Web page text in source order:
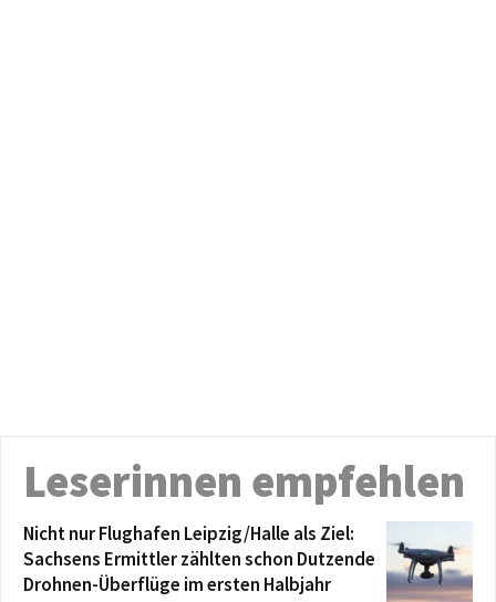
Leserinnen empfehlen
Nicht nur Flughafen Leipzig/Halle als Ziel:
Sachsens Ermittler zählten schon Dutzende
Drohnen-Überflüge im ersten Halbjahr